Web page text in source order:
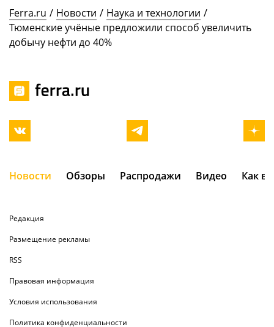
Ferra.ru / Новости / Наука и технологии /
Тюменские учёные предложили способ увеличить
добычу нефти до 40%
Новости Обзоры Распродажи Видео Как
Редакция
Размещение рекламы
RSS
Правовая информация
Условия использования
Политика конфиденциальности